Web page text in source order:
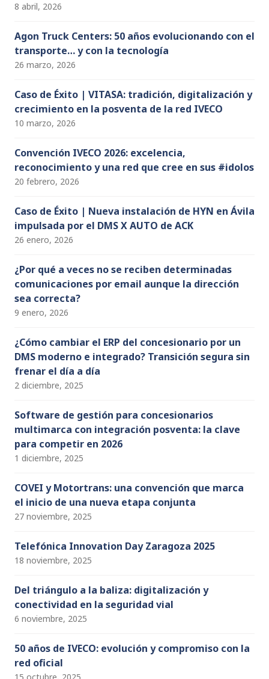
8 abril, 2026
Agon Truck Centers: 50 años evolucionando con el
transporte… y con la tecnología
26 marzo, 2026
Caso de Éxito | VITASA: tradición, digitalización y
crecimiento en la posventa de la red IVECO
10 marzo, 2026
Convención IVECO 2026: excelencia,
reconocimiento y una red que cree en sus #idolos
20 febrero, 2026
Caso de Éxito | Nueva instalación de HYN en Ávila
impulsada por el DMS X AUTO de ACK
26 enero, 2026
¿Por qué a veces no se reciben determinadas
comunicaciones por email aunque la dirección
sea correcta?
9 enero, 2026
¿Cómo cambiar el ERP del concesionario por un
DMS moderno e integrado? Transición segura sin
frenar el día a día
2 diciembre, 2025
Software de gestión para concesionarios
multimarca con integración posventa: la clave
para competir en 2026
1 diciembre, 2025
COVEI y Motortrans: una convención que marca
el inicio de una nueva etapa conjunta
27 noviembre, 2025
Telefónica Innovation Day Zaragoza 2025
18 noviembre, 2025
Del triángulo a la baliza: digitalización y
conectividad en la seguridad vial
6 noviembre, 2025
50 años de IVECO: evolución y compromiso con la
red oficial